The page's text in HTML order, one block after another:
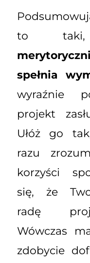
to
spełnia
wyraźnie
projekt
Ułóż go
razu
korzyści
się, że
radę
Wówczas
zdobycie